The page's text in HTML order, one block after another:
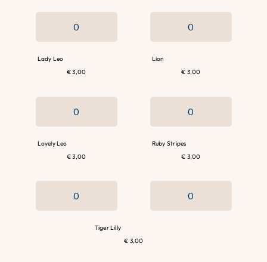
Lady Leo
€ 3,00
Lion
€ 3,00
Lovely Leo
€ 3,00
Ruby Stripes
€ 3,00
Tiger Lilly
€ 3,00